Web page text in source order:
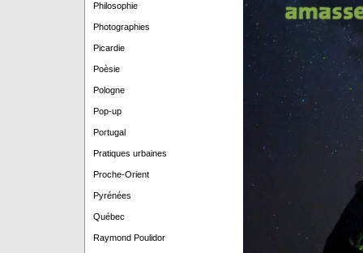
Philosophie
Photographies
Picardie
Poèsie
Pologne
Pop-up
Portugal
Pratiques urbaines
Proche-Orient
Pyrénées
Québec
Raymond Poulidor